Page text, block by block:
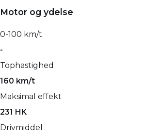
Motor og ydelse
0-100 km/t
-
Tophastighed
160 km/t
Maksimal effekt
231 HK
Drivmiddel